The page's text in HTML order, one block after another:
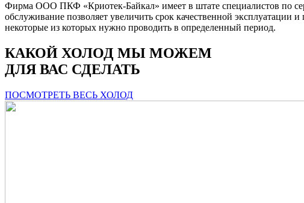
Фирма ООО ПКФ «Криотек-Байкал» имеет в штате специалистов по
обслуживание позволяет увеличить срок качественной эксплуатации
некоторые из которых нужно проводить в определенный период.
КАКОЙ ХОЛОД МЫ МОЖЕМ
ДЛЯ ВАС СДЕЛАТЬ
ПОСМОТРЕТЬ ВЕСЬ ХОЛОД